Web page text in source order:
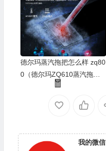
德尔玛蒸汽拖把怎么样 zq80
0（德尔玛ZQ610蒸汽拖把
靠谱吗,揭秘内幕）
我的微信